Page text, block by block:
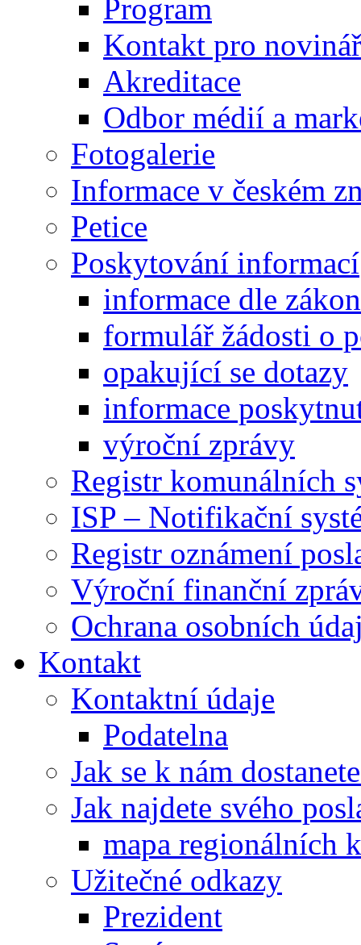
Program
Kontakt pro
Akreditace
Odbor médií a
Fotogalerie
Informace v českém
Petice
Poskytování informací
informace dle
formulář žádosti o
opakující se dotazy
informace
výroční zprávy
Registr komunálních
ISP – Notifikační
Registr oznámení
Výroční finanční
Ochrana osobních
Kontakt
Kontaktní údaje
Podatelna
Jak se k nám
Jak najdete svého
mapa regionálních
Užitečné odkazy
Prezident